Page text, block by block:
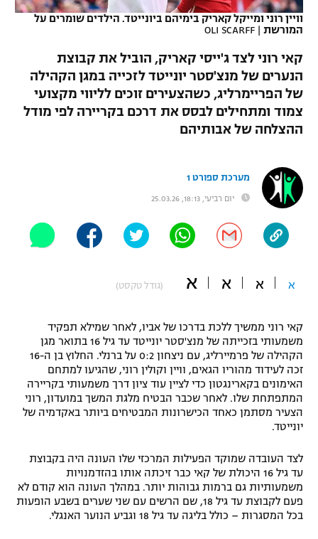
תוצאות
לוח שידורים
ברחבה
"מחצית בשכונה" – פודקאסט
תקנון עבור פעילות אלקטרה
תקנון עבור פעילות ספורט 1 – "מרלן"
גיימינג E-Sports
תנאי שימוש
מדיניות פרטיות
תקנון פעילות ספורט 1
הפועל תל אביב
הפועל חיפה
הפועל באר שבע
מכבי נתניה
ליגה הולנדית
ליגה סינית
ליגה ברזילאית
דני אבדיה
שחייה
אגרוף
ספורט אולימפי
היאבקות WWE
אופניים
כדורמים
פוטבול אמריקאי NFL
בייסבול MLB
ספורט אתגרי ואקסטרים
אומנויות לחימה
גיימינג E-Sports
וויין רוני ומייקל קאריק בימיהם ביונייטד. הילדים שומרים על
המורשת |
OLI SCARFF
קאי רוני לצד ג'ייסי קאריק, הוביל את קבוצת
הנערים של מנצ'סטר יונייטד לזכייה במגן הקהילה
של הפריימרליג, כשהצעירים זוכים לליווי מקצועי
צמוד ומתחילים לבסס את דרכם בקריירה לפי מודל
ההצלחה של אבותיהם
מערכת ספורט 1
יום רביעי, 18:13, 25.03.26
א א א א (גודל טקסט)
קאי רוני ממשיך ללכת בדרכו של אביו, לאחר שמילא תפקיד
משמעותי בזכייתה של מנצ'סטר יונייטד עד גיל 16 בתואר מגן
הקהילה של פרמיירליג, עם ניצחון 0:2 על ברנלי. החלוץ בן ה-16
זכה לעידוד מהוריו הגאים, וויין וקולין רוני, שהגיעו למתחם
האימונים בקארינגטון כדי לציין עוד ציון דרך משמעותי בקריירה
המתפתחת שלו. לאחר שכבר הבטיח מלגת המשך במועדון, רוני
הצעיר מסתמן כאחד הכישרונות המבטיחים ביותר באקדמיה של
יונייטד.
לצד העובדה שמוקד הפעילות המרכזי שלו העונה היה בקבוצת
עד גיל 16 היכולת של קאי כבר זיכתה אותו בהזדמנויות
משמעותיות גם ברמות גבוהות יותר. במהלך העונה הוא קודם לא
פעם לקבוצת עד גיל 18, שם הרשים עם שני שערים בשבע הופעות
בכל המסגרות – כולל בליגה עד גיל 18 וגביע הנוער האנגלי.